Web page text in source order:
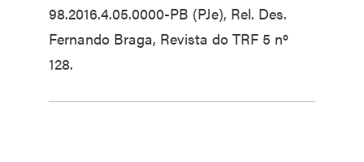
98.2016.4.05.0000-PB (PJe), Rel. Des.
Fernando Braga, Revista do TRF 5 nº
128.